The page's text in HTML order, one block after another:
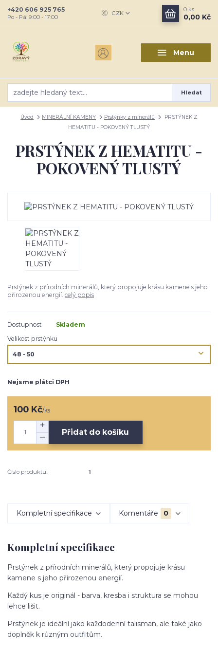
Menu
CZK
Hledat
+420 606 925 765
Po - Pá: 9:00 - 17:00
0 ks
0,00 Kč
Úvod MINERÁLNÍ KAMENY Prstýnky z minerálů
PRSTÝNEK Z
HEMATITU - POKOVENÝ TLUSTÝ
PRSTÝNEK Z HEMATITU -
POKOVENÝ TLUSTÝ
Prstýnek z přírodních minerálů, který propojuje krásu kamene s jeho
přirozenou energií. celý popis
Dostupnost
Skladem
Velikost prstýnku
Nejsme plátci DPH
100 Kč/ks
Přidat do košíku
Číslo produktu: 1
Kompletní specifikace Komentáře 0
Kompletní specifikace
Prstýnek z přírodních minerálů, který propojuje krásu
kamene s jeho přirozenou energií.
Každý kus je originál - barva, kresba i struktura se mohou
lehce lišit.
Prstýnek je ideální jako každodenní talisman, ale také jako
doplněk k různým outfitům.